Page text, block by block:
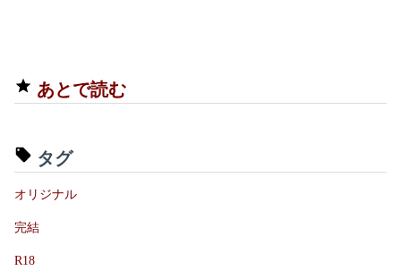
あとで読む
タグ
オリジナル
完結
R18